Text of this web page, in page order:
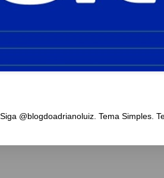
@blogdoadrianoluiz. Tema Simples.